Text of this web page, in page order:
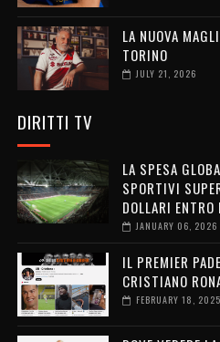
LA NUOVA
TORINO
JULY 21, 2026
DIRITTI TV
LA SPESA
SPORTIVI
DOLLARI
JANUARY 06, 2026
IL PREMIER
CRISTIANO
FEBRUARY 18, 2025